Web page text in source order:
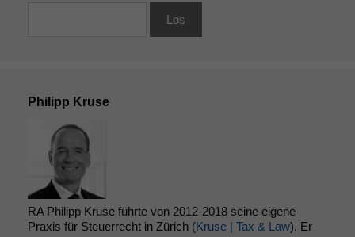
Philipp Kruse
RA Philipp Kruse führte von 2012-2018 seine eigene
Praxis für Steuerrecht in Zürich (Kruse | Tax & Law). Er